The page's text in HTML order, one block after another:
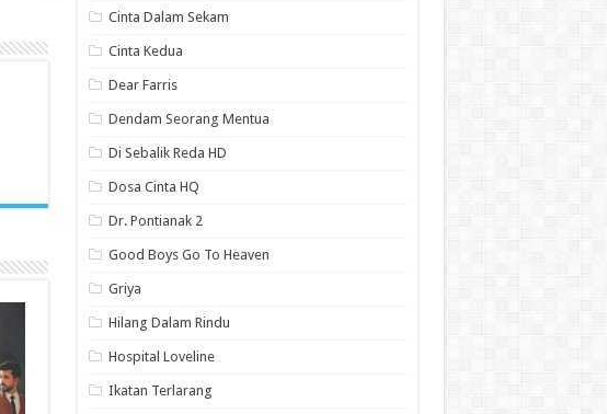
Cinta Dalam Sekam
Cinta Kedua
Dear Farris
Dendam Seorang Mentua
Di Sebalik Reda HD
Dosa Cinta HQ
Dr. Pontianak 2
Good Boys Go To Heaven
Griya
Hilang Dalam Rindu
Hospital Loveline
Ikatan Terlarang